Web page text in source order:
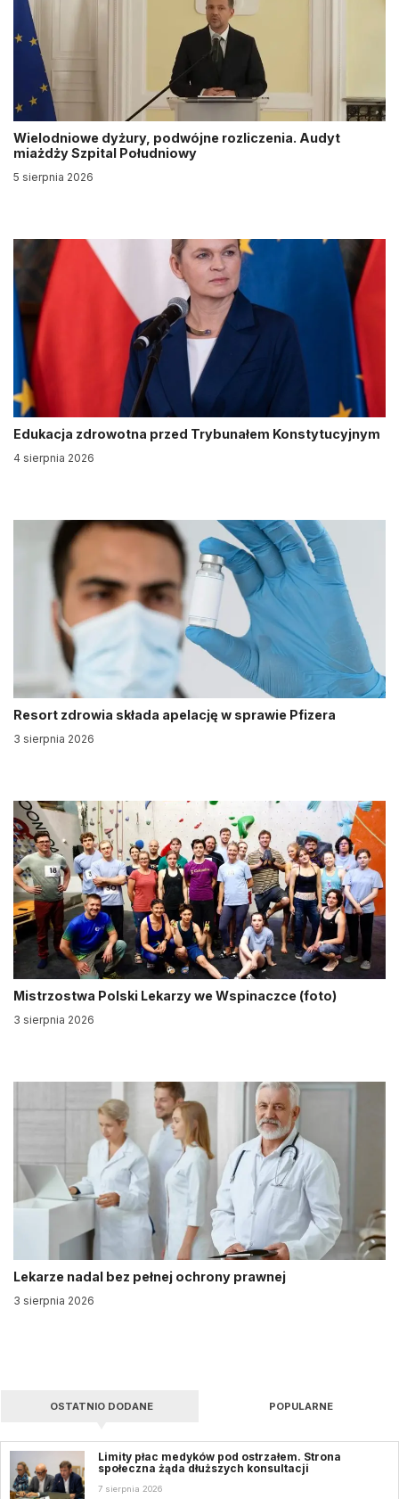
Wielodniowe dyżury, podwójne rozliczenia. Audyt
miażdży Szpital Południowy
5 sierpnia 2026
Edukacja zdrowotna przed Trybunałem Konstytucyjnym
4 sierpnia 2026
Resort zdrowia składa apelację w sprawie Pfizera
3 sierpnia 2026
Mistrzostwa Polski Lekarzy we Wspinaczce (foto)
3 sierpnia 2026
Lekarze nadal bez pełnej ochrony prawnej
3 sierpnia 2026
OSTATNIO DODANE POPULARNE
Limity płac medyków pod ostrzałem. Strona
społeczna żąda dłuższych konsultacji
7 sierpnia 2026